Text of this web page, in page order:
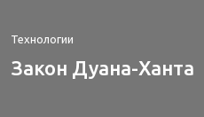
Технологии
Закон Дуана-Ханта